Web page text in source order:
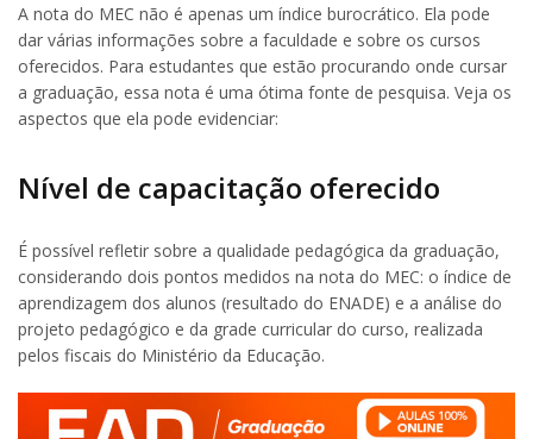
A nota do MEC não é apenas um índice burocrático. Ela pode
dar várias informações sobre a faculdade e sobre os cursos
oferecidos. Para estudantes que estão procurando onde cursar
a graduação, essa nota é uma ótima fonte de pesquisa. Veja os
aspectos que ela pode evidenciar:
Nível de capacitação oferecido
É possível refletir sobre a qualidade pedagógica da graduação,
considerando dois pontos medidos na nota do MEC: o índice de
aprendizagem dos alunos (resultado do ENADE) e a análise do
projeto pedagógico e da grade curricular do curso, realizada
pelos fiscais do Ministério da Educação.